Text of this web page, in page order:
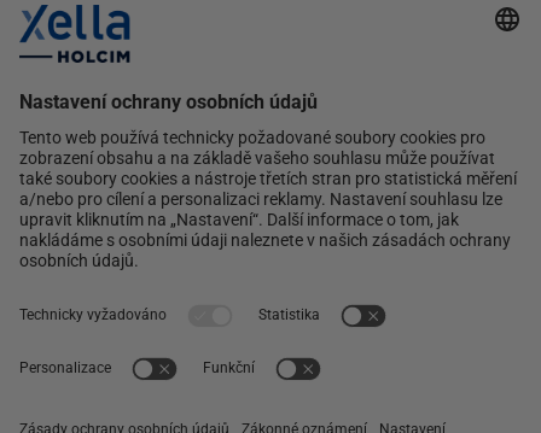
Multipor
Silka
Xella
Kontakt
Ochrana osobních údajů